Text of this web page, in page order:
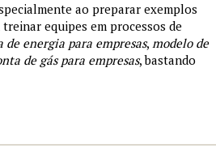
ao preparar exemplos
equipes em processos de
de energia para empresas, modelo de
de gás para empresas, bastando